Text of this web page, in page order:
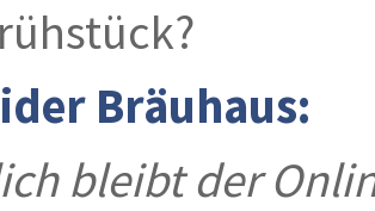
Bräuhaus:
bleibt der